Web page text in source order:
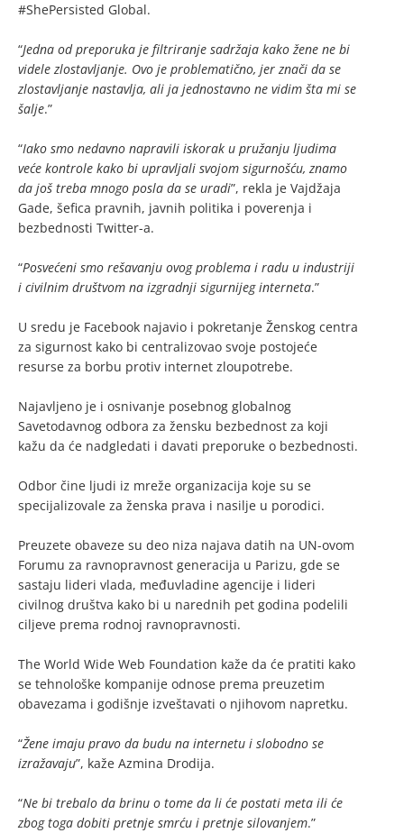
#ShePersisted Global.
“Jedna od preporuka je filtriranje sadržaja kako žene ne bi
videle zlostavljanje. Ovo je problematično, jer znači da se
zlostavljanje nastavlja, ali ja jednostavno ne vidim šta mi se
šalje.”
“Iako smo nedavno napravili iskorak u pružanju ljudima
veće kontrole kako bi upravljali svojom sigurnošću, znamo
da još treba mnogo posla da se uradi”, rekla je Vajdžaja
Gade, šefica pravnih, javnih politika i poverenja i
bezbednosti Twitter-a.
“Posvećeni smo rešavanju ovog problema i radu u industriji
i civilnim društvom na izgradnji sigurnijeg interneta.”
U sredu je Facebook najavio i pokretanje Ženskog centra
za sigurnost kako bi centralizovao svoje postojeće
resurse za borbu protiv internet zloupotrebe.
Najavljeno je i osnivanje posebnog globalnog
Savetodavnog odbora za žensku bezbednost za koji
kažu da će nadgledati i davati preporuke o bezbednosti.
Odbor čine ljudi iz mreže organizacija koje su se
specijalizovale za ženska prava i nasilje u porodici.
Preuzete obaveze su deo niza najava datih na UN-ovom
Forumu za ravnopravnost generacija u Parizu, gde se
sastaju lideri vlada, međuvladine agencije i lideri
civilnog društva kako bi u narednih pet godina podelili
ciljeve prema rodnoj ravnopravnosti.
The World Wide Web Foundation kaže da će pratiti kako
se tehnološke kompanije odnose prema preuzetim
obavezama i godišnje izveštavati o njihovom napretku.
“Žene imaju pravo da budu na internetu i slobodno se
izražavaju”, kaže Azmina Drodija.
“Ne bi trebalo da brinu o tome da li će postati meta ili će
zbog toga dobiti pretnje smrću i pretnje silovanjem.”